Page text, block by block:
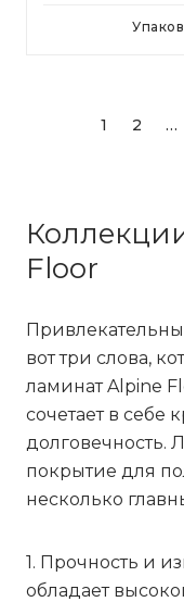
1 2 ...
Floor
вот три слова,
ламинат Alpine
сочетает в себе
долговечность.
покрытие для
несколько
1. Прочность и
обладает